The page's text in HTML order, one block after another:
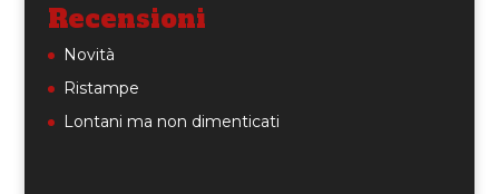
Recensioni
Novità
Ristampe
Lontani ma non dimenticati